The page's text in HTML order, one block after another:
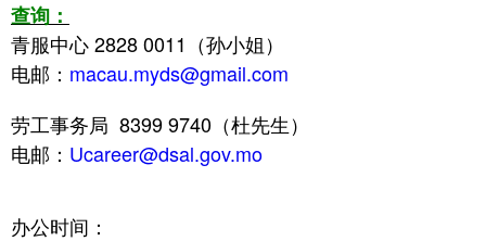
查询：
青服中心 2828 0011（孙小姐）
电邮： macau.myds@gmail.com
劳工事务局 8399 9740（杜先生）
电邮： Ucareer@dsal.gov.mo
办公时间：